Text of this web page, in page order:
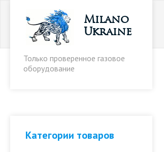
Milano
Ukraine
Только проверенное газовое
оборудование
Категории товаров